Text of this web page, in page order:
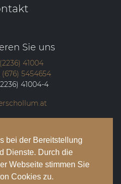
bei der Bereitstellung
Dienste. Durch die
Webseite stimmen Sie
Cookies zu.
Sie uns
41004
(676) 5454654
41004-4
Mödling